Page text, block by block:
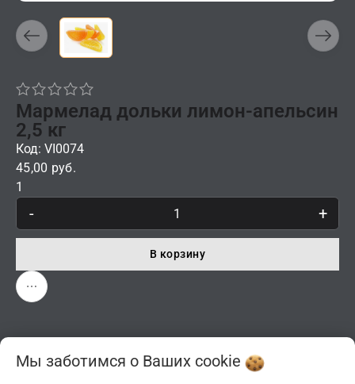
Мармелад дольки лимон-апельсин
2,5 кг
Код: VI0074
45,00 руб.
1
- +
В корзину
Мы заботимся о Ваших cookie